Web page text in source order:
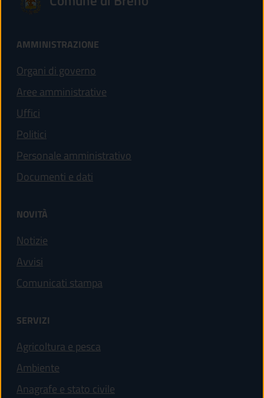
AMMINISTRAZIONE
Organi di governo
Aree amministrative
Uffici
Politici
Personale amministrativo
Documenti e dati
NOVITÀ
Notizie
Avvisi
Comunicati stampa
SERVIZI
Agricoltura e pesca
Ambiente
Anagrafe e stato civile